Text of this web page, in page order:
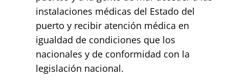
instalaciones médicas del Estado del
puerto y recibir atención médica en
igualdad de condiciones que los
nacionales y de conformidad con la
legislación nacional.